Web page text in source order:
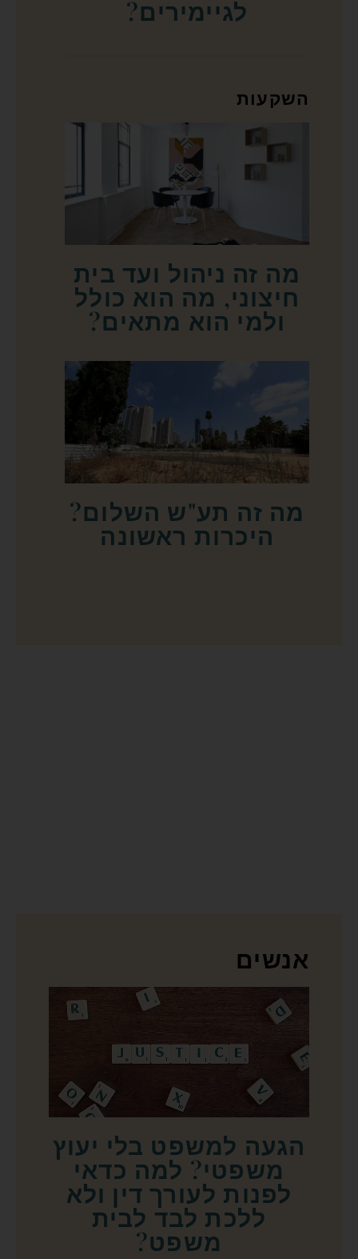
לגיימירים?
השקעות
מה זה ניהול ועד בית
חיצוני, מה הוא כולל
ולמי הוא מתאים?
מה זה תע"ש השלום?
היכרות ראשונה
אנשים
הגעה למשפט בלי יעוץ
משפטי? למה כדאי
לפנות לעורך דין ולא
ללכת לבד לבית
משפט?